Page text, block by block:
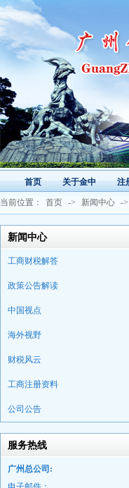
首页 关于金中 注
当前位置： 首页 -> 新闻中心 ->
新闻中心
工商财税解答
政策公告解读
中国视点
海外视野
财税风云
工商注册资料
公司公告
服务热线
广州总公司: